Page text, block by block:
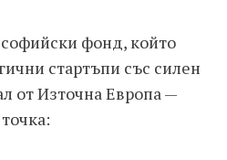
фонд, който
стартъпи със силен
от Източна Европа —